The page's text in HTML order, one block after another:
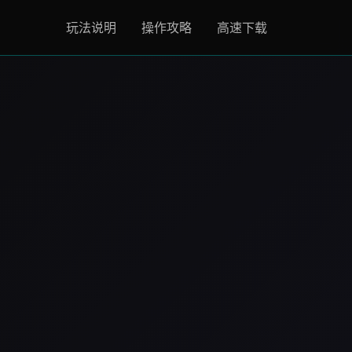
玩法说明 操作攻略 高速下载